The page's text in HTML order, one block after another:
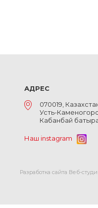
АДРЕС
070019,
Усть-
Кабанбай
Наш instagram
Разработка сайта Веб-